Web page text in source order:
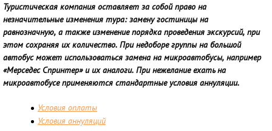
Туристическая компания оставляет за собой право на
незначительные изменения тура: замену гостиницы на
равнозначную, а также изменение порядка проведения экскурсий, при
этом сохраняя их количество. При недоборе группы на большой
автобус может использоваться замена на микроавтобусы, например
«Мерседес Спринтер» и их аналоги. При нежелание ехать на
микроавтобусе применяются стандартные условия аннуляции.
Условия оплаты
Условия аннуляций